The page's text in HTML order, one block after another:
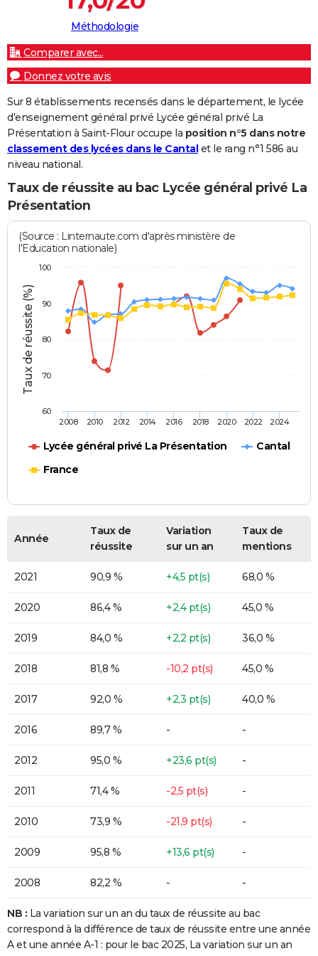
Méthodologie
Comparer avec...
Donnez votre avis
Sur 8 établissements recensés dans le département, le lycée
d'enseignement général privé Lycée général privé La
Présentation à Saint-Flour occupe la position n°5 dans notre
classement des lycées dans le Cantalet le rang n°1 586 au
niveau national.
Taux de réussite au bac Lycée général privé La
Présentation
Taux de réussite (%)
(Source : Linternaute.com d'après ministère de
l'Education nationale)
Lycée général privé La Présentation
Cantal
France
2008 2010 2012 2014 2016 2018 2020 2022 2024
60
70
80
90
100
Année
Taux de
réussite
Variation
sur un an
Taux de
mentions
2021 90,9 % +4,5 pt(s) 68,0 %
2020 86,4 % +2,4 pt(s) 45,0 %
2019 84,0 % +2,2 pt(s) 36,0 %
2018 81,8 % -10,2 pt(s) 45,0 %
2017 92,0 % +2,3 pt(s) 40,0 %
2016 89,7 % - -
2012 95,0 % +23,6 pt(s) -
2011 71,4 % -2,5 pt(s) -
2010 73,9 % -21,9 pt(s) -
2009 95,8 % +13,6 pt(s) -
2008 82,2 % - -
NB : La variation sur un an du taux de réussite au bac
correspond à la différence de taux de réussite entre une année
A et une année A-1 : pour le bac 2025, La variation sur un an